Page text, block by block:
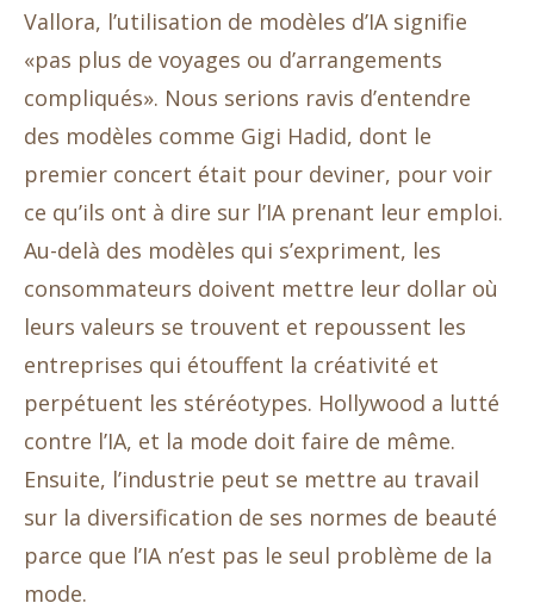
Vallora, l’utilisation de modèles d’IA signifie
«pas plus de voyages ou d’arrangements
compliqués». Nous serions ravis d’entendre
des modèles comme Gigi Hadid, dont le
premier concert était pour deviner, pour voir
ce qu’ils ont à dire sur l’IA prenant leur emploi.
Au-delà des modèles qui s’expriment, les
consommateurs doivent mettre leur dollar où
leurs valeurs se trouvent et repoussent les
entreprises qui étouffent la créativité et
perpétuent les stéréotypes. Hollywood a lutté
contre l’IA, et la mode doit faire de même.
Ensuite, l’industrie peut se mettre au travail
sur la diversification de ses normes de beauté
parce que l’IA n’est pas le seul problème de la
mode.